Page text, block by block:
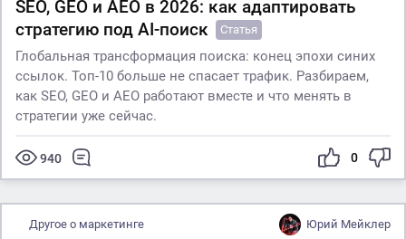
SEO, GEO и AEO в 2026: как адаптировать
стратегию под AI-поиск
Статья
Глобальная трансформация поиска: конец эпохи синих
ссылок. Топ-10 больше не спасает трафик. Разбираем,
как SEO, GEO и AEO работают вместе и что менять в
стратегии уже сейчас.
940 0
Другое о маркетинге Юрий Мейклер